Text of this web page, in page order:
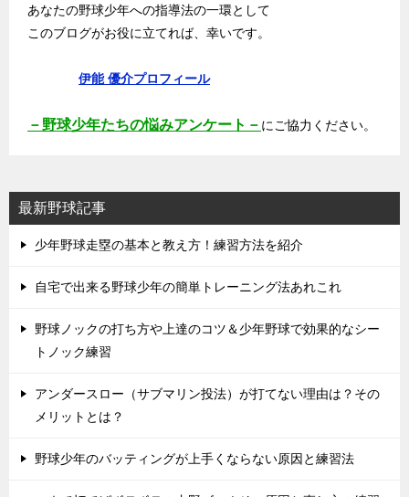
あなたの野球少年への指導法の一環として
このブログがお役に立てれば、幸いです。
伊能 優介プロフィール
－野球少年たちの悩みアンケート－ にご協力ください。
最新野球記事
少年野球走塁の基本と教え方！練習方法を紹介
自宅で出来る野球少年の簡単トレーニング法あれこれ
野球ノックの打ち方や上達のコツ＆少年野球で効果的なシー
トノック練習
アンダースロー（サブマリン投法）が打てない理由は？その
メリットとは？
野球少年のバッティングが上手くならない原因と練習法